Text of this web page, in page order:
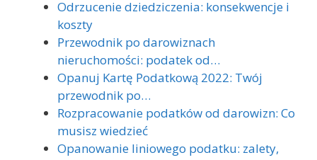
Odrzucenie dziedziczenia: konsekwencje i
koszty
Przewodnik po darowiznach
nieruchomości: podatek od…
Opanuj Kartę Podatkową 2022: Twój
przewodnik po…
Rozpracowanie podatków od darowizn: Co
musisz wiedzieć
Opanowanie liniowego podatku: zalety,